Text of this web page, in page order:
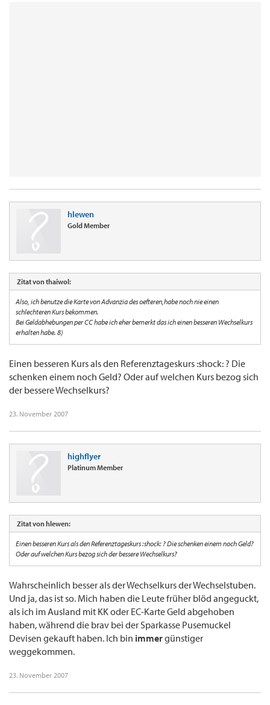
hlewen
Gold Member
Zitat von thaiwol:
Also, ich benutze die Karte von Advanzia des oefteren,habe noch nie einen
schlechteren Kurs bekommen.
Bei Geldabhebungen per CC habe ich eher bemerkt das ich einen besseren Wechselkurs
erhalten habe. 8)
Einen besseren Kurs als den Referenztageskurs :shock: ? Die
schenken einem noch Geld? Oder auf welchen Kurs bezog sich
der bessere Wechselkurs?
23. November 2007
highflyer
Platinum Member
Zitat von hlewen:
Einen besseren Kurs als den Referenztageskurs :shock: ? Die schenken einem noch Geld?
Oder auf welchen Kurs bezog sich der bessere Wechselkurs?
Wahrscheinlich besser als der Wechselkurs der Wechselstuben.
Und ja, das ist so. Mich haben die Leute früher blöd angeguckt,
als ich im Ausland mit KK oder EC-Karte Geld abgehoben
haben, während die brav bei der Sparkasse Pusemuckel
Devisen gekauft haben. Ich bin immergünstiger
weggekommen.
23. November 2007